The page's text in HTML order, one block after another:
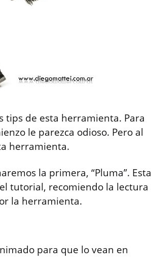
tips de esta herramienta. Para
le parezca odioso. Pero al
herramienta.
la primera, “Pluma”. Esta
tutorial, recomiendo la lectura
la herramienta.
para que lo vean en